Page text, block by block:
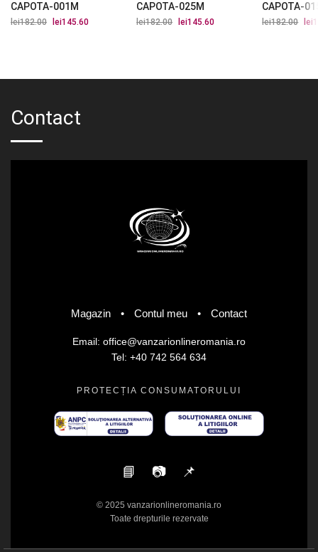
CAPOTA-001M
lei182.00
Prețul
lei145.60
CAPOTA-025M
lei182.00
Prețul
lei145.60
CAPOTA-
lei182.00 lei
Contact
Magazin • Contul meu • Contact
Email: office@vanzarionlineromania.ro
Tel: +40 742 564 634
PROTECȚIA CONSUMATORULUI
📘 📷 📌
© 2025 vanzarionlineromania.ro
Toate drepturile rezervate